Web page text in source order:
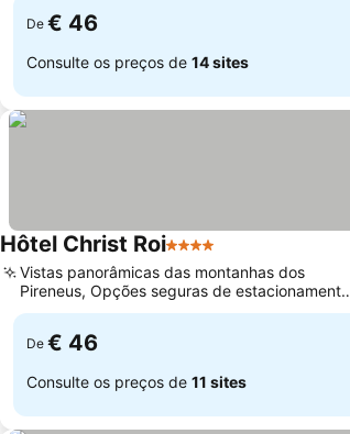
De € 46
Consulte os preços de 14 sites
Hôtel Christ Roi4 Estrelas
Vistas panorâmicas das montanhas dos
Pireneus, Opções seguras de estacionamento
no local
De € 46
Consulte os preços de 11 sites